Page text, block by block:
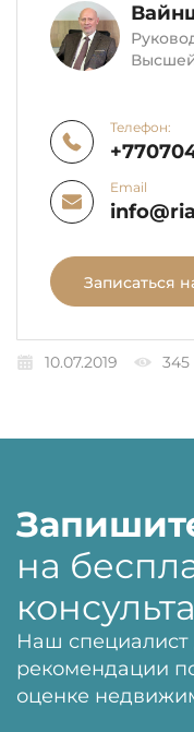
Телефон:
Email
Записаться
10.07.2019 345
на
Наш
рекомендации
оценке